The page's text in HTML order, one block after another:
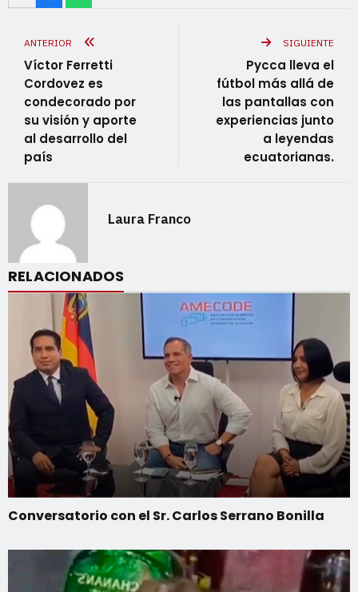
ANTERIOR
Víctor Ferretti
Cordovez es
condecorado por
su visión y aporte
al desarrollo del
país
SIGUIENTE
Pycca lleva el
fútbol más allá de
las pantallas con
experiencias junto
a leyendas
ecuatorianas.
Laura Franco
RELACIONADOS
Conversatorio con el Sr. Carlos Serrano Bonilla